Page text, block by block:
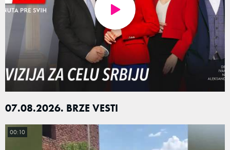
07.08.2026. BRZE VESTI
00:10